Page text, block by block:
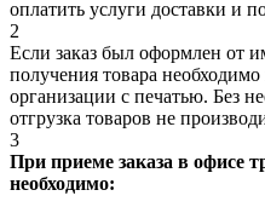
оплатить услуги доставки и
2
Если заказ был оформлен от
получения товара
организации с печатью. Без
отгрузка товаров не
3
При приеме заказа в офисе
необходимо: